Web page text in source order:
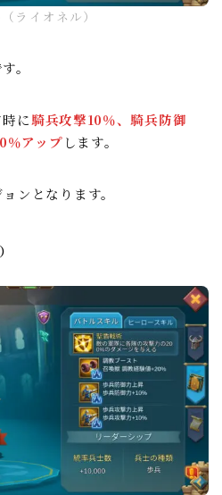
ライオネル）
。
に騎兵攻撃10％、騎兵防御
％アップします。
ンとなります。